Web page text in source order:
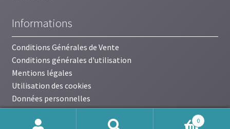
Informations
Conditions Générales de Vente
Conditions générales d'utilisation
Mentions légales
Utilisation des cookies
Données personnelles
0